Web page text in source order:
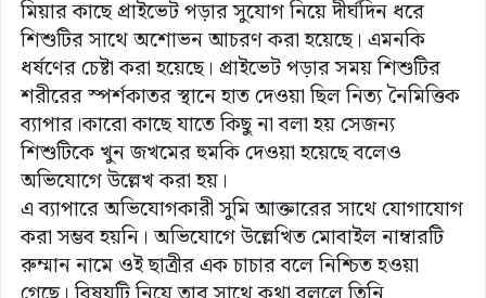
মিয়ার কাছে প্রাইভেট পড়ার সুযোগ নিয়ে দীর্ঘদিন ধরে
শিশুটির সাথে অশোভন আচরণ করা হয়েছে। এমনকি
ধর্ষণের চেষ্টা করা হয়েছে। প্রাইভেট পড়ার সময় শিশুটির
শরীরের স্পর্শকাতর স্থানে হাত দেওয়া ছিল নিত্য নৈমিত্তিক
ব্যাপার।কারো কাছে যাতে কিছু না বলা হয় সেজন্য
শিশুটিকে খুন জখমের হুমকি দেওয়া হয়েছে বলেও
অভিযোগে উল্লেখ করা হয়।
এ ব্যাপারে অভিযোগকারী সুমি আক্তারের সাথে যোগাযোগ
করা সম্ভব হয়নি। অভিযোগে উল্লেখিত মোবাইল নাম্বারটি
রুম্মান নামে ওই ছাত্রীর এক চাচার বলে নিশ্চিত হওয়া